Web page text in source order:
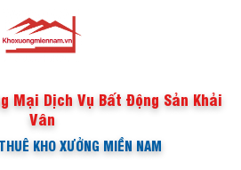
Mại Dịch Vụ Bất Động Sản Khải
Vân
KHO XƯỞNG MIỀN NAM